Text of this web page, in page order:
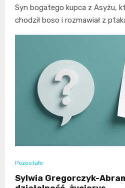
Syn bogatego kupca z Asyżu,
chodził boso i rozmawiał z
Pozostałe
Sylwia Gregorczyk-